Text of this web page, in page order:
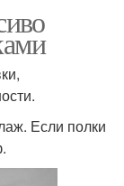
Если полки